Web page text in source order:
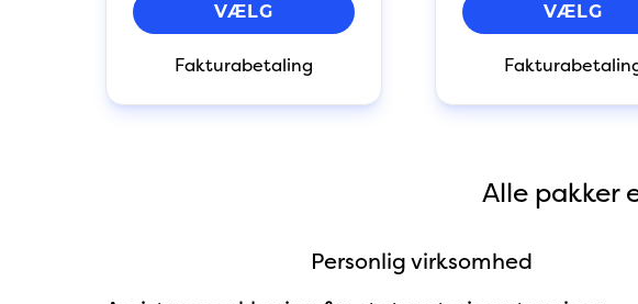
VÆLG
Fakturabetaling
VÆLG
Alle pakker
Personlig virksomhed